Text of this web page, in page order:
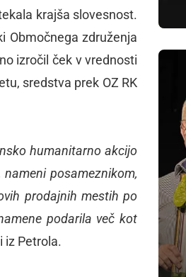
krajša slovesnost.
Območnega združenja
izročil ček v vrednosti
sredstva prek OZ RK
humanitarno akcijo
posameznikom,
prodajnih mestih po
podarila več kot
iz Petrola.